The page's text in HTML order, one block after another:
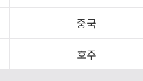
중국
호주